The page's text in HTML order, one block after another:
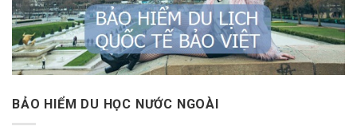
BẢO HIỂM DU HỌC NƯỚC NGOÀI